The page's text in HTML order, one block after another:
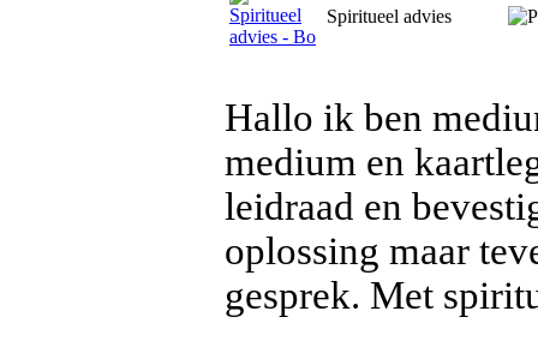
Spiritueel advies
Hallo ik ben
medium en
leidraad en
oplossing maar
gesprek. Met